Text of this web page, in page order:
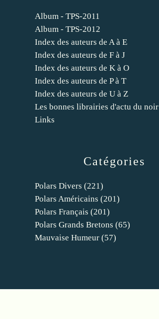
Catégories
Polars Divers (221)
Polars Américains (201)
Polars Français (201)
Polars Grands Bretons (65)
Mauvaise Humeur (57)
Album - TPS-2011
Album - TPS-2012
Index des auteurs de A à E
Index des auteurs de F à J
Index des auteurs de K à O
Index des auteurs de P à T
Index des auteurs de U à Z
Les bonnes librairies d'actu du noir
Links